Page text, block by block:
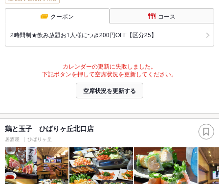
クーポン コース
2時間制★飲み放題お1人様につき200円OFF【区分25】
カレンダーの更新に失敗しました。
下記ボタンを押して空席状況を更新してください。
空席状況を更新する
鶏と玉子 ひばりヶ丘北口店
居酒屋 ひばりヶ丘